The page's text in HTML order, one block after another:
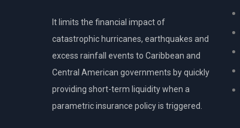
It limits the financial impact of
catastrophic hurricanes, earthquakes and
excess rainfall events to Caribbean and
Central American governments by quickly
providing short-term liquidity when a
parametric insurance policy is triggered.